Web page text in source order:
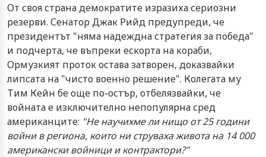
От своя страна демократите изразиха сериозни
резерви. Сенатор Джак Рийд предупреди, че
президентът "няма надеждна стратегия за победа"
и подчерта, че въпреки ескорта на кораби,
Ормузкият проток остава затворен, доказвайки
липсата на "чисто военно решение". Колегата му
Тим Кейн бе още по-остър, отбелязвайки, че
войната е изключително непопулярна сред
американците: "Не научихме ли нищо от 25 години
войни в региона, които ни струваха живота на 14 000
американски войници и контрактори?"